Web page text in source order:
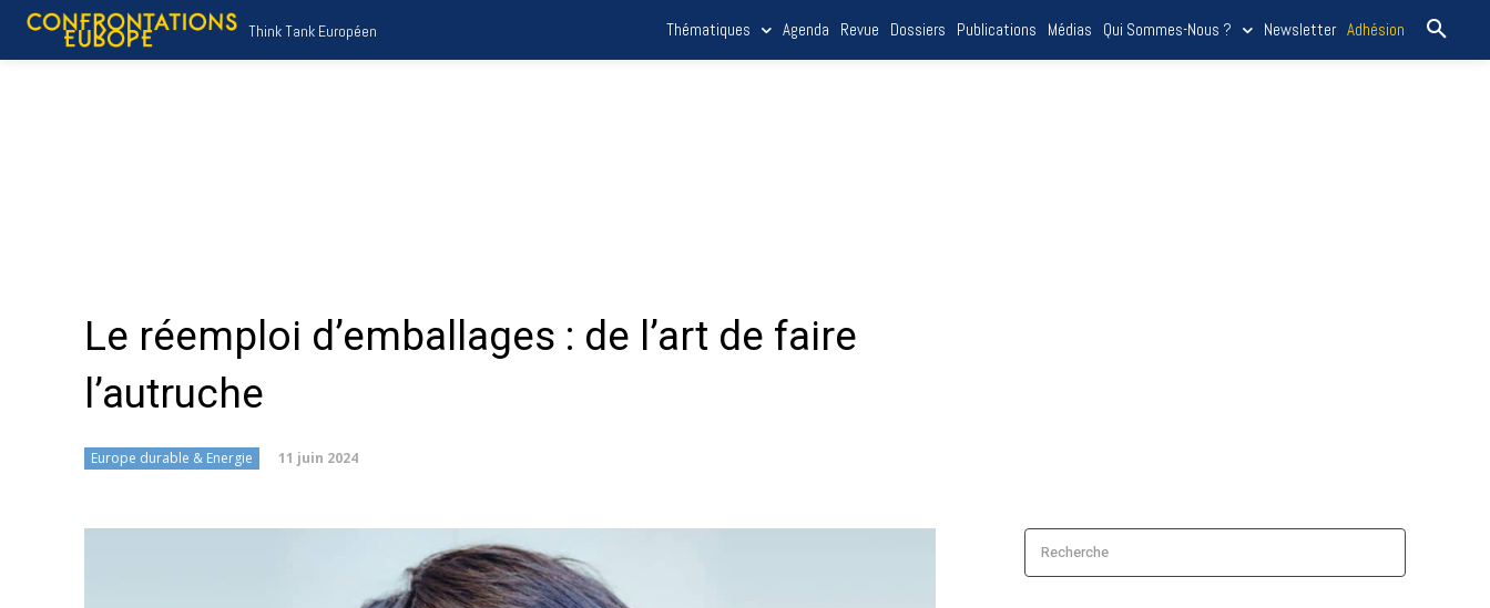
Think Tank Européen Thématiques Agenda Revue Dossiers Publications Médias Qui Sommes-Nous ? Newsletter Adhésion
Le réemploi d’emballages : de l’art de faire
l’autruche
Europe durable & Energie 11 juin 2024
Recherche